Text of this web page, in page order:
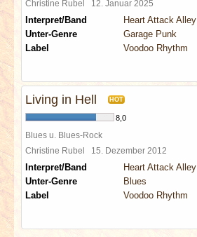
REDAKTION
LINKS
Christine Rubel 12. Januar 2025
Interpret/Band
Heart Attack Alley
Unter-Genre
Garage Punk
Label
Voodoo Rhythm
Living in Hell HOT
8,0
Blues u. Blues-Rock
Christine Rubel 15. Dezember 2012
Interpret/Band
Heart Attack Alley
Unter-Genre
Blues
Label
Voodoo Rhythm